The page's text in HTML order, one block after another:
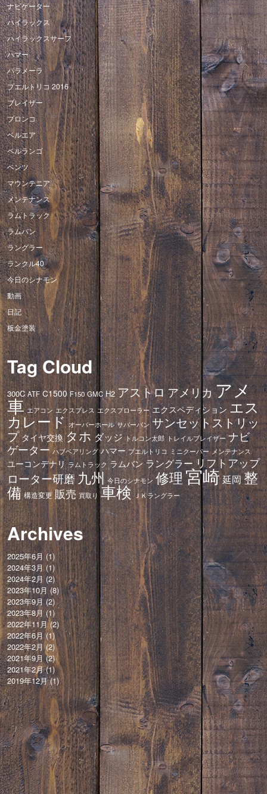
ナビゲーター
ハイラックス
ハイラックスサーフ
ハマー
パラメーラ
プエルトリコ 2016
ブレイザー
ブロンコ
ベルエア
ベルランゴ
ベンツ
マウンテニア
メンテナンス
ラムトラック
ラムバン
ラングラー
ランクル40
今日のシナモン
動画
日記
板金塗装
Tag Cloud
300C ATF C1500 F150 GMC H2 アストロアメリカアメ
車 エアコン エクスプレス エクスプローラー エクスペディション エス
カレード オーバーホール サバーバン サンセットストリッ
プタイヤ交換タホダッジ トルコン太郎 トレイルブレイザー ナビ
ゲーター ハブベアリング ハマー プエルトリコ ミニクーパー メンテナンス
ユーコンデナリ ラムトラック ラムバン ラングラー リフトアップ
ローター研磨九州 今日のシナモン 修理宮崎延岡整
備 構造変更 販売 買取り 車検 ＪＫラングラー
Archives
2025年6月(1)
2024年3月(1)
2024年2月 (2)
2023年10月 (8)
2023年9月(2)
2023年8月(1)
2022年11月(2)
2022年6月(1)
2022年2月(2)
2021年9月(2)
2021年2月(1)
2019年12月(1)